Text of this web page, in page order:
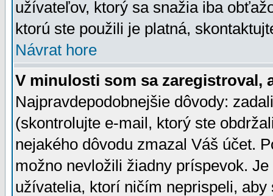
užívateľov, ktorý sa snažia iba
ktorú ste použili je platná,
Návrat hore
V minulosti som sa zaregistroval,
Najpravdepodobnejšie dôvody:
(skontrolujte e-mail, ktorý ste
nejakého dôvodu zmazal Váš účet.
možno nevložili žiadny príspevok.
užívatelia, ktorí ničím neprispeli,